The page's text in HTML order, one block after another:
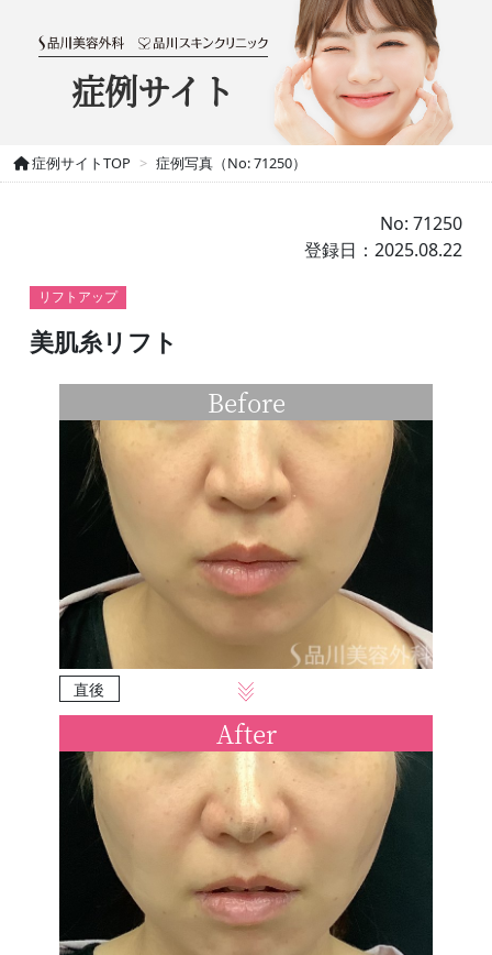
症例サイト
症例サイトTOP 症例写真（No: 71250）
No: 71250
登録日：2025.08.22
リフトアップ
美肌糸リフト
Before
直後
After